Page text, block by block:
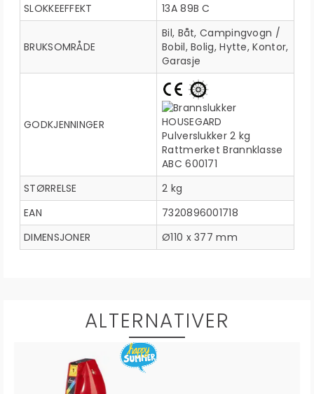
SLOKKEEFFEKT
13A 89B C
BRUKSOMRÅDE
Bil, Båt, Campingvogn /
Bobil, Bolig, Hytte, Kontor,
Garasje
GODKJENNINGER
STØRRELSE
2 kg
EAN
7320896001718
DIMENSJONER
Ø110 x 377 mm
ALTERNATIVER